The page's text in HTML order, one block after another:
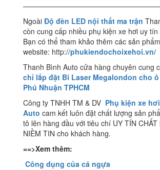
Ngoài Độ đèn LED nội thất ma trận
còn cung cấp nhiều phụ kiện xe hơi uy
Bạn có thể tham khảo thêm các sản
website: http://phukiendochoixehoi.vn/
Thanh Bình Auto cửa hàng chuyên cung
chỉ lắp đặt Bi Laser Megalondon cho
Phú Nhuận TPHCM
Công ty TNHH TM & DV Phụ kiện xe
Auto cam kết luôn đặt chất lượng sản
tô lên hàng đầu với tiêu chí UY TÍN CHẤT
NIỀM TIN cho khách hàng.
==>Xem thêm:
Công dụng của cá ngựa